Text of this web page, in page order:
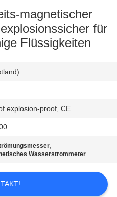
magnetischer
für
Flüssigkeiten
explosion-proof, CE
,
Wasserstrommeter